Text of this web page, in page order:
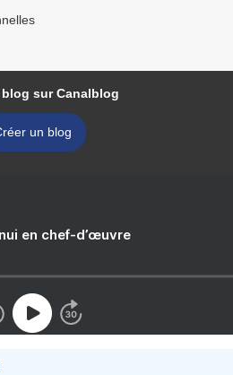
blog sur Canalblog
un blog
en chef-d’œuvre